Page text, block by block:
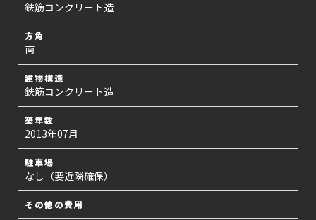
鉄筋コンクリート造
方角
南
建物構造
鉄筋コンクリート造
築年数
2013年07月
駐車場
なし（要近隣確保）
その他の費用